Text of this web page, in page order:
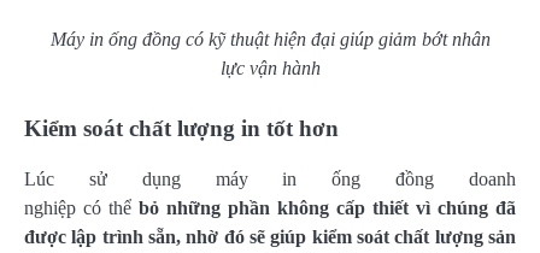
Máy in ống đồng có kỹ thuật hiện đại giúp giảm bớt nhân
lực vận hành
Kiểm soát chất lượng in tốt hơn
Lúc sử dụng máy in ống đồng doanh
nghiệp có thể bỏ những phần không cấp thiết vì chúng đã
được lập trình sẵn, nhờ đó sẽ giúp kiểm soát chất lượng sản